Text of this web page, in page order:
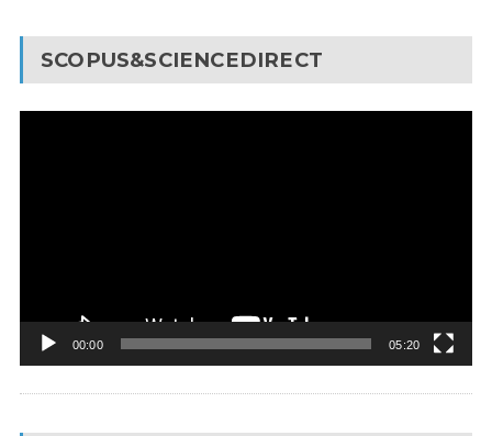
SCOPUS&SCIENCEDIRECT
00:00 05:20